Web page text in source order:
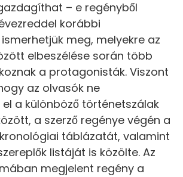
– e regényből
korábbi
meg, melyekre az
elbeszélése során több
a protagonisták. Viszont
az olvasók ne
a különböző történetszálak
a szerző regénye végén a
táblázatát, valamint
listáját is közölte. Az
megjelent regény a